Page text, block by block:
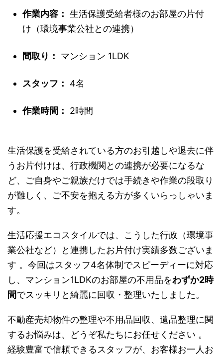
作業内容： 生活保護受給者様のお部屋の片付
け（環境事業公社との連携）
間取り： マンション 1LDK
スタッフ： 4名
作業時間： 2時間
生活保護を受給されている方のお引越しや退去に伴
うお片付けは、行政機関との連携が必要になるな
ど、ご自身やご親族だけでは手続きや作業の段取り
が難しく、ご不安を抱える方が多くいらっしゃいま
す。
生活応援エコスタイルでは、こうした行政（環境事
業公社など）と連携したお片付け実績多数ございま
す 。今回はスタッフ4名体制でスピーディーに対応
し、マンション1LDKのお部屋の不用品をわずか2時
間でスッキリと綺麗に回収・整理いたしました。
不動産売却物件の整理や不用品回収、遺品整理に関
するお悩みは、どうぞ私たちにお任せください 。
経験豊富で信頼できるスタッフが、お客様お一人お